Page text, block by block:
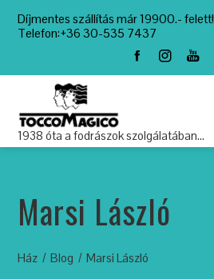
Díjmentes szállítás már 19900.- felett!
Telefon:+36 30-535 7437
1938 óta a fodrászok szolgálatában…
Marsi László
Ház Blog Marsi László